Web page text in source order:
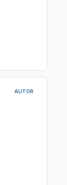
AUTOR